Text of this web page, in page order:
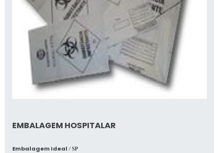
EMBALAGEM HOSPITALAR
Embalagem Ideal / SP